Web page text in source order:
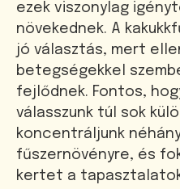
ezek viszonylag
növekednek. A
jó választás, mert
betegségekkel
fejlődnek. Fontos,
válasszunk túl sok
koncentráljunk
fűszernövényre, és
kertet a